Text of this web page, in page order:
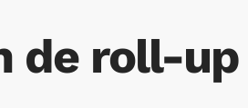
de roll-up